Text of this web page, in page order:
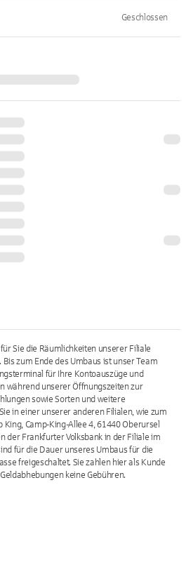
Geschlossen
Sie die Räumlichkeiten unserer Filiale
zum Ende des Umbaus ist unser Team
für Ihre Kontoauszüge und
während unserer Öffnungszeiten zur
sowie Sorten und weitere
in einer unserer anderen Filialen, wie zum
King, Camp-King-Allee 4, 61440 Oberursel
der Frankfurter Volksbank in der Filiale im
für die Dauer unseres Umbaus für die
freigeschaltet. Sie zahlen hier als Kunde
keine Gebühren.